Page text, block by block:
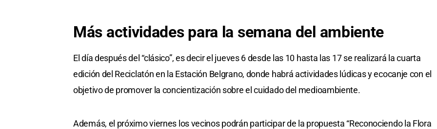
Más actividades para la semana del ambiente
El día después del “clásico”, es decir el jueves 6 desde las 10 hasta las 17 se realizará la cuarta
edición del Reciclatón en la Estación Belgrano, donde habrá actividades lúdicas y ecocanje con el
objetivo de promover la concientización sobre el cuidado del medioambiente.
Además, el próximo viernes los vecinos podrán participar de la propuesta “Reconociendo la Flora